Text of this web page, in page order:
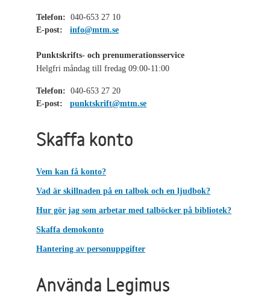
Telefon: 040-653 27 10
E-post:
info@mtm.se
Punktskrifts- och prenumerationsservice
Helgfri måndag till fredag 09:00-11:00
Telefon: 040-653 27 20
E-post:
punktskrift@mtm.se
Skaffa konto
Vem kan få konto?
Vad är skillnaden på en talbok och en ljudbok?
Hur gör jag som arbetar med talböcker på bibliotek?
Skaffa demokonto
Hantering av personuppgifter
Använda Legimus